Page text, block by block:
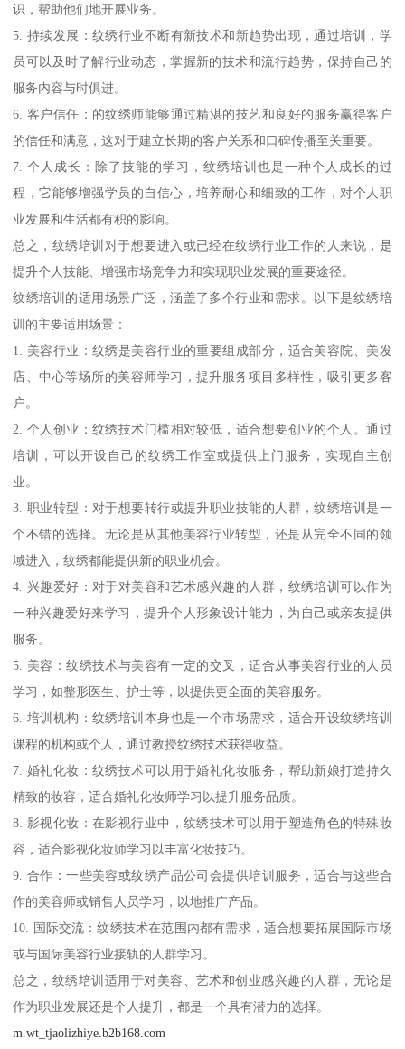
识，帮助他们地开展业务。
5. 持续发展：纹绣行业不断有新技术和新趋势出现，通过培训，学
员可以及时了解行业动态，掌握新的技术和流行趋势，保持自己的
服务内容与时俱进。
6. 客户信任：的纹绣师能够通过精湛的技艺和良好的服务赢得客户
的信任和满意，这对于建立长期的客户关系和口碑传播至关重要。
7. 个人成长：除了技能的学习，纹绣培训也是一种个人成长的过
程，它能够增强学员的自信心，培养耐心和细致的工作，对个人职
业发展和生活都有积的影响。
总之，纹绣培训对于想要进入或已经在纹绣行业工作的人来说，是
提升个人技能、增强市场竞争力和实现职业发展的重要途径。
纹绣培训的适用场景广泛，涵盖了多个行业和需求。以下是纹绣培
训的主要适用场景：
1. 美容行业：纹绣是美容行业的重要组成部分，适合美容院、美发
店、中心等场所的美容师学习，提升服务项目多样性，吸引更多客
户。
2. 个人创业：纹绣技术门槛相对较低，适合想要创业的个人。通过
培训，可以开设自己的纹绣工作室或提供上门服务，实现自主创
业。
3. 职业转型：对于想要转行或提升职业技能的人群，纹绣培训是一
个不错的选择。无论是从其他美容行业转型，还是从完全不同的领
域进入，纹绣都能提供新的职业机会。
4. 兴趣爱好：对于对美容和艺术感兴趣的人群，纹绣培训可以作为
一种兴趣爱好来学习，提升个人形象设计能力，为自己或亲友提供
服务。
5. 美容：纹绣技术与美容有一定的交叉，适合从事美容行业的人员
学习，如整形医生、护士等，以提供更全面的美容服务。
6. 培训机构：纹绣培训本身也是一个市场需求，适合开设纹绣培训
课程的机构或个人，通过教授纹绣技术获得收益。
7. 婚礼化妆：纹绣技术可以用于婚礼化妆服务，帮助新娘打造持久
精致的妆容，适合婚礼化妆师学习以提升服务品质。
8. 影视化妆：在影视行业中，纹绣技术可以用于塑造角色的特殊妆
容，适合影视化妆师学习以丰富化妆技巧。
9. 合作：一些美容或纹绣产品公司会提供培训服务，适合与这些合
作的美容师或销售人员学习，以地推广产品。
10. 国际交流：纹绣技术在范围内都有需求，适合想要拓展国际市场
或与国际美容行业接轨的人群学习。
总之，纹绣培训适用于对美容、艺术和创业感兴趣的人群，无论是
作为职业发展还是个人提升，都是一个具有潜力的选择。
m.wt_tjaolizhiye.b2b168.com